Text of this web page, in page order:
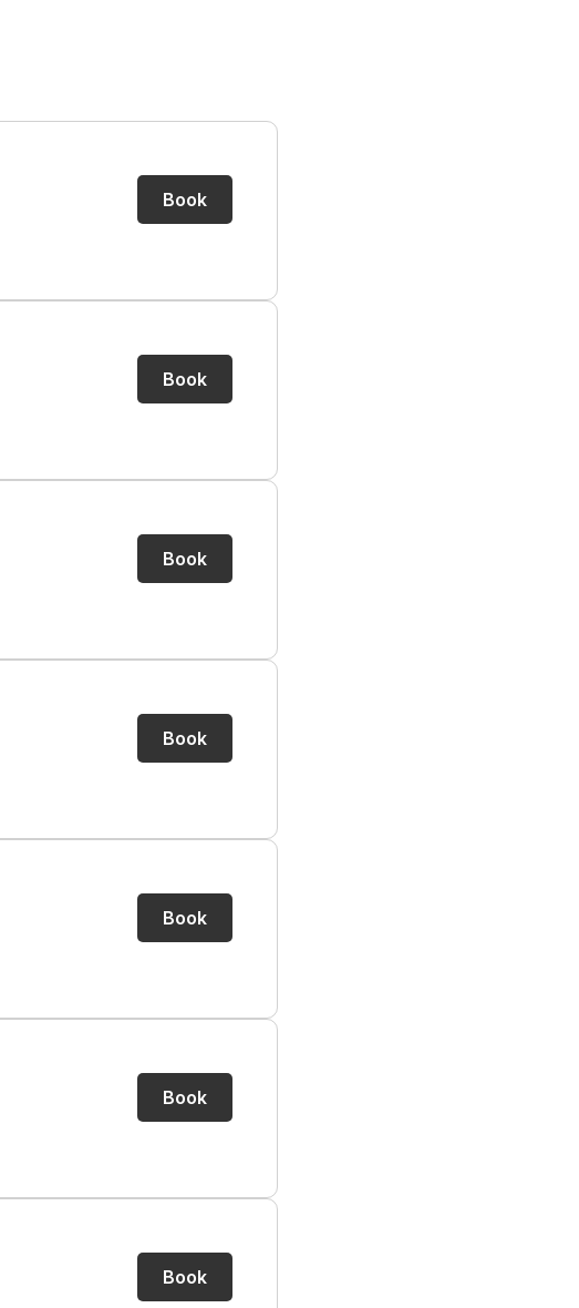
Book
Book
Book
Book
Book
Book
Book